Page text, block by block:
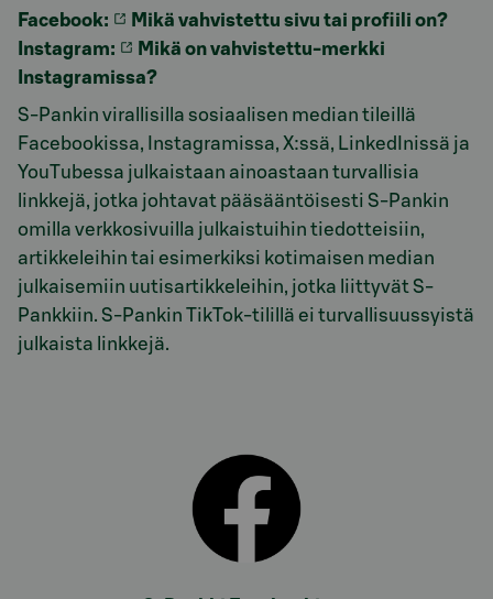
Facebook:
Mikä vahvistettu sivu tai profiili on?
Instagram:
Mikä on vahvistettu-merkki
Instagramissa?
S-Pankin virallisilla sosiaalisen median tileillä
Facebookissa, Instagramissa, X:ssä, LinkedInissä ja
YouTubessa julkaistaan ainoastaan turvallisia
linkkejä, jotka johtavat pääsääntöisesti S-Pankin
omilla verkkosivuilla julkaistuihin tiedotteisiin,
artikkeleihin tai esimerkiksi kotimaisen median
julkaisemiin uutisartikkeleihin, jotka liittyvät S-
Pankkiin. S-Pankin TikTok-tilillä ei turvallisuussyistä
julkaista linkkejä.